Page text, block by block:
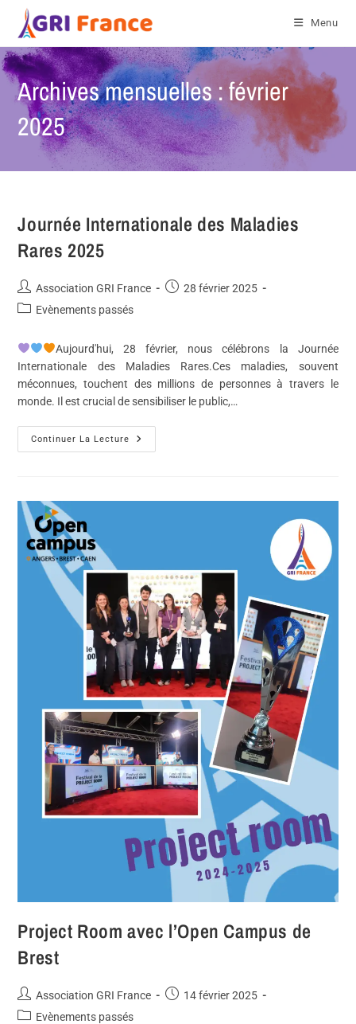
Menu
Archives mensuelles : février
2025
Journée Internationale des Maladies
Rares 2025
Association GRI France
28 février 2025
Evènements passés
Aujourd'hui, 28 février, nous célébrons la Journée
Internationale des Maladies Rares.Ces maladies, souvent
méconnues, touchent des millions de personnes à travers le
monde. Il est crucial de sensibiliser le public,…
Continuer La Lecture
Project Room avec l’Open Campus de
Brest
Association GRI France
14 février 2025
Evènements passés